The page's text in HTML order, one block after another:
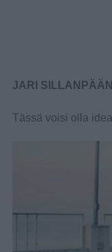
JARI
Tässä voisi olla